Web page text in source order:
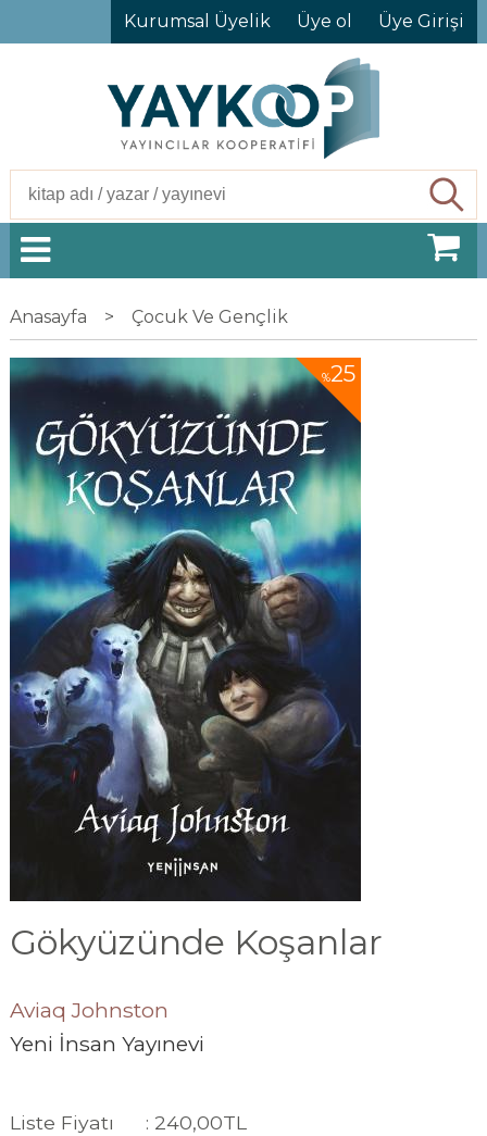
Kurumsal Üyelik Üye ol Üye Girişi
Anasayfa > Çocuk Ve Gençlik
%25
Gökyüzünde Koşanlar
Aviaq Johnston
Yeni İnsan Yayınevi
Liste Fiyatı : 240,00TL